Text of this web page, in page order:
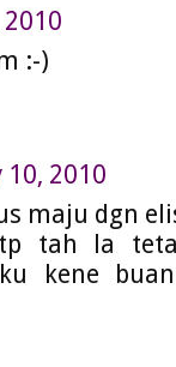
:-)
10, 2010
maju dgn
tah la
kene